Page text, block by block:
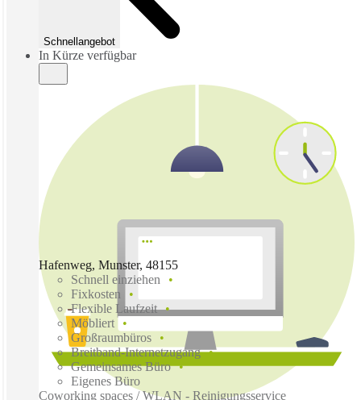
Schnellangebot
In Kürze verfügbar
Hafenweg, Munster, 48155
Schnell einziehen
Fixkosten
Flexible Laufzeit
Möbliert
Großraumbüros
Breitband-Internetzugang
Gemeinsames Büro
Eigenes Büro
Coworking spaces / WLAN - Reinigungsservice